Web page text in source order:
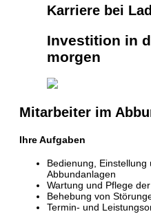
Karriere bei
Investition in
morgen
Mitarbeiter im
Ihre Aufgaben
Bedienung,
Abbundanlagen
Wartung und Pflege
Behebung von
Termin- und